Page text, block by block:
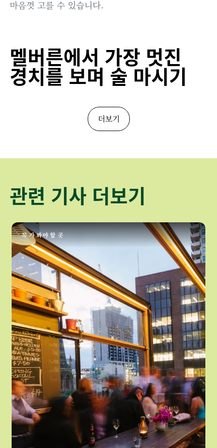
마음껏 고를 수 있습니다.
멜버른에서 가장 멋진
경치를 보며 술 마시기
더보기
관련 기사 더보기
꼭 가 봐야 할 곳